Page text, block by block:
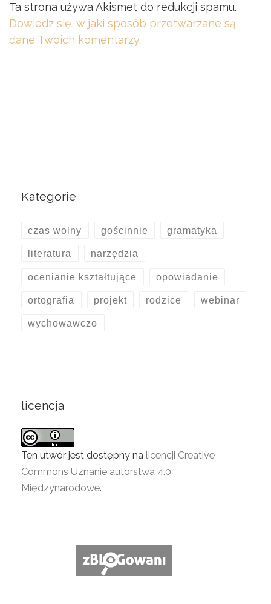
Ta strona używa Akismet do redukcji spamu.
Dowiedz się, w jaki sposób przetwarzane są
dane Twoich komentarzy.
Kategorie
czas wolny gościnnie gramatyka
literatura narzędzia
ocenianie kształtujące opowiadanie
ortografia projekt rodzice webinar
wychowawczo
licencja
Ten utwór jest dostępny na licencji Creative
Commons Uznanie autorstwa 4.0
Międzynarodowe.